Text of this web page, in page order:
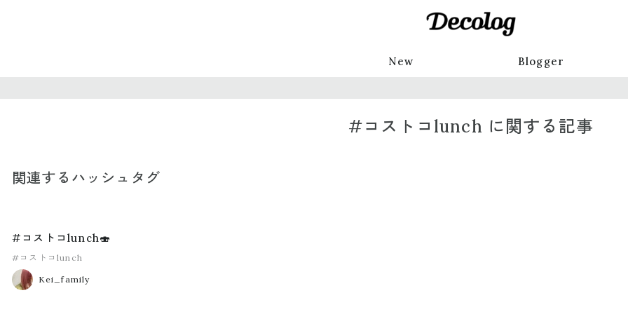
New Blogger
#コストコlunch に関する記事
関連するハッシュタグ
#コストコlunch🍣
#コストコlunch
Kei_family